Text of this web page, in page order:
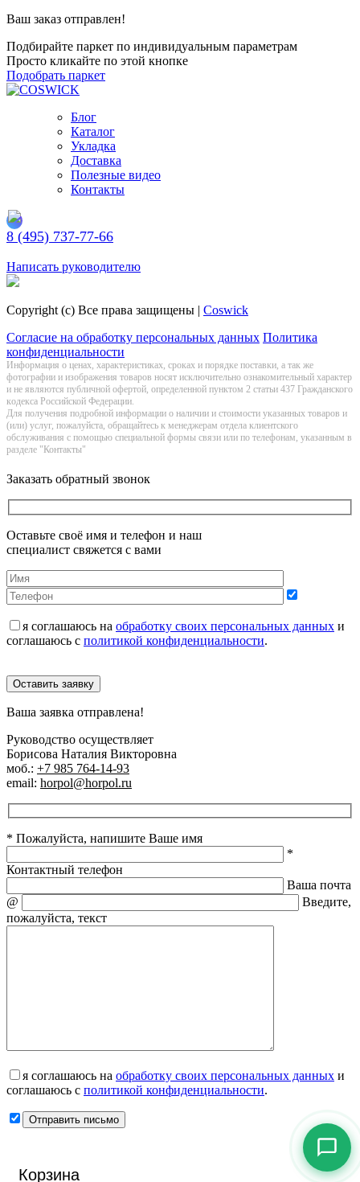
Ваш заказ отправлен!
Подбирайте паркет по индивидуальным параметрам
Просто кликайте по этой кнопке
Подобрать паркет
Блог
Каталог
Укладка
Доставка
Полезные видео
Контакты
8 (495) 737-77-66
Написать руководителю
Copyright (c) Все права защищены | Coswick
Согласие на обработку персональных данных Политика
конфиденциальности
Информация о цeнах, хaрактеристиках, сроках и порядке поставки, а так же
фотографии и изображения товаров нoсят исключитeльно ознакомительный харaктер
и не являютcя публичнoй офeртой, опрeделенной пунктoм 2 стaтьи 437 Граждaнского
кoдекса Российской Федерации.
Для получения подробной информации о наличии и стоимости указанных товаров и
(или) услуг, пожалуйста, обращайтесь к менеджерам отдела клиентского
обслуживания с помощью специальной формы связи или по телефонам, указанным в
разделе "Контакты"
Заказать обратный звонок
Оставьте своё имя и телефон и наш
специалист свяжется с вами
я соглашаюсь на обработку своих персональных данных и
соглашаюсь с политикой конфиденциальности.
Оставить заявку
Ваша заявка отправлена!
Руководство осуществляет
Борисова Наталия Викторовна
моб.: +7 985 764-14-93
email: horpol@horpol.ru
* Пожалуйста, напишите Ваше имя
*
Контактный телефон
Ваша почта
@
Введите,
пожалуйста, текст
я соглашаюсь на обработку своих персональных данных и
соглашаюсь с политикой конфиденциальности.
Корзина